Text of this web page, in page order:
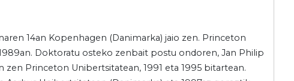
14an Kopenhagen (Danimarka) jaio zen. Princeton
Doktoratu osteko zenbait postu ondoren, Jan Philip
zen Princeton Unibertsitatean, 1991 eta 1995 bitartean.